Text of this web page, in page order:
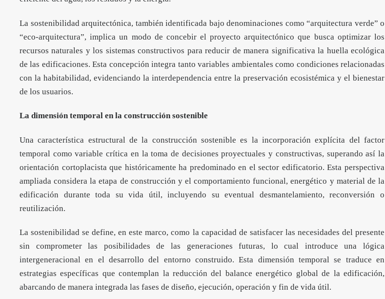
La sostenibilidad arquitectónica, también identificada bajo denominaciones como “arquitectura verde” o
“eco-arquitectura”, implica un modo de concebir el proyecto arquitectónico que busca optimizar los
recursos naturales y los sistemas constructivos para reducir de manera significativa la huella ecológica
de las edificaciones. Esta concepción integra tanto variables ambientales como condiciones relacionadas
con la habitabilidad, evidenciando la interdependencia entre la preservación ecosistémica y el bienestar
de los usuarios.
La dimensión temporal en la construcción sostenible
Una característica estructural de la construcción sostenible es la incorporación explícita del factor
temporal como variable crítica en la toma de decisiones proyectuales y constructivas, superando así la
orientación cortoplacista que históricamente ha predominado en el sector edificatorio. Esta perspectiva
ampliada considera la etapa de construcción y el comportamiento funcional, energético y material de la
edificación durante toda su vida útil, incluyendo su eventual desmantelamiento, reconversión o
reutilización.
La sostenibilidad se define, en este marco, como la capacidad de satisfacer las necesidades del presente
sin comprometer las posibilidades de las generaciones futuras, lo cual introduce una lógica
intergeneracional en el desarrollo del entorno construido. Esta dimensión temporal se traduce en
estrategias específicas que contemplan la reducción del balance energético global de la edificación,
abarcando de manera integrada las fases de diseño, ejecución, operación y fin de vida útil.